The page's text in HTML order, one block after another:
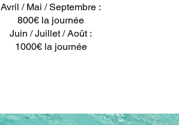
Avril / Mai / Septembre :
800€ la journée
Juin / Juillet / Août :
1000€ la journée